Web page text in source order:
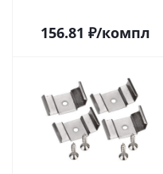
156.81 ₽/компл